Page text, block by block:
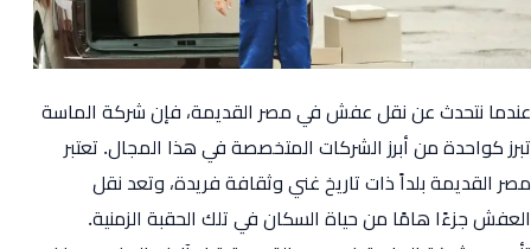
عندما نتحدث عن نقل عفش في مصر القديمة، فإن شركة الماسة
تبرز كواحدة من أبرز الشركات المتخصصة في هذا المجال. تعتبر
مصر القديمة بلداً ذات تاريخ غني وثقافة فريدة، وتعد نقل
العفش جزءًا هامًا من حياة السكان في تلك الحقبة الزمنية.